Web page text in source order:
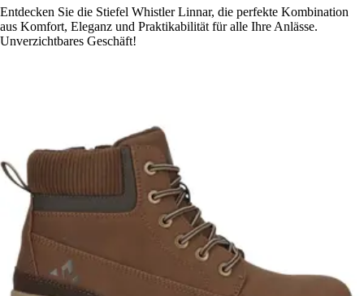
Entdecken Sie die Stiefel Whistler Linnar, die perfekte Kombination
aus Komfort, Eleganz und Praktikabilität für alle Ihre Anlässe.
Unverzichtbares Geschäft!